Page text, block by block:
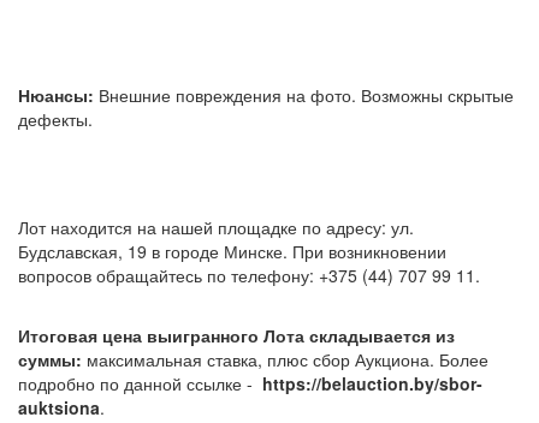
Нюансы: Внешние повреждения на фото. Возможны скрытые
дефекты.
Лот находится на нашей площадке по адресу: ул.
Будславская, 19 в городе Минске. При возникновении
вопросов обращайтесь по телефону: +375 (44) 707 99 11.
Итоговая цена выигранного Лота складывается из
суммы: максимальная ставка, плюс сбор Аукциона. Более
подробно по данной ссылке - https://belauction.by/sbor-
auktsiona.